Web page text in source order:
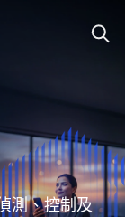
測、控制及